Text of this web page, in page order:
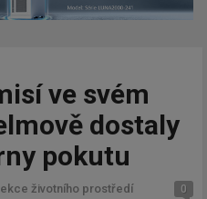
ve svém
dostaly
pokutu
životního prostředí 0